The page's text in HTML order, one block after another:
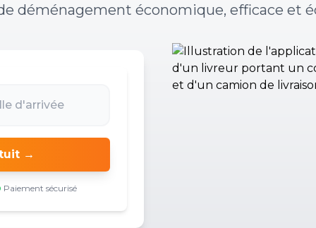
déménagement économique, efficace et
→
Paiement sécurisé